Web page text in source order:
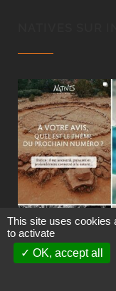
This site uses cookies
to activate
OK, accept all